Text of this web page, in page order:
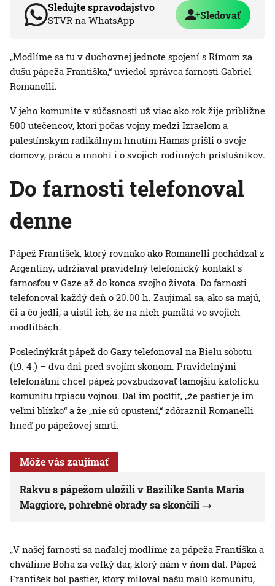
Sledujte spravodajstvo
STVR na WhatsApp Sledovať
„Modlíme sa tu v duchovnej jednote spojení s Rímom za
dušu pápeža Františka,“ uviedol správca farnosti Gabriel
Romanelli.
V jeho komunite v súčasnosti už viac ako rok žije približne
500 utečencov, ktorí počas vojny medzi Izraelom a
palestínskym radikálnym hnutím Hamas prišli o svoje
domovy, prácu a mnohí i o svojich rodinných príslušníkov.
Do farnosti telefonoval
denne
Pápež František, ktorý rovnako ako Romanelli pochádzal z
Argentíny, udržiaval pravidelný telefonický kontakt s
farnosťou v Gaze až do konca svojho života. Do farnosti
telefonoval každý deň o 20.00 h. Zaujímal sa, ako sa majú,
či a čo jedli, a uistil ich, že na nich pamätá vo svojich
modlitbách.
Poslednýkrát pápež do Gazy telefonoval na Bielu sobotu
(19. 4.) – dva dni pred svojím skonom. Pravidelnými
telefonátmi chcel pápež povzbudzovať tamojšiu katolícku
komunitu trpiacu vojnou. Dal im pocítiť, „že pastier je im
veľmi blízko“ a že „nie sú opustení,“ zdôraznil Romanelli
hneď po pápežovej smrti.
Môže vás zaujímať
Rakvu s pápežom uložili v Bazilike Santa Maria
Maggiore, pohrebné obrady sa skončili
„V našej farnosti sa naďalej modlíme za pápeža Františka a
chválime Boha za veľký dar, ktorý nám v ňom dal. Pápež
František bol pastier, ktorý miloval našu malú komunitu,